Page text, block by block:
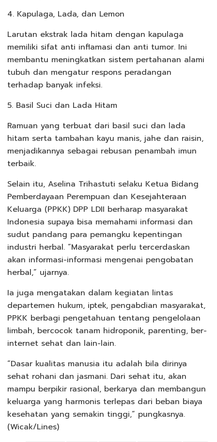
4. Kapulaga, Lada, dan Lemon
Larutan ekstrak lada hitam dengan kapulaga
memiliki sifat anti inflamasi dan anti tumor. Ini
membantu meningkatkan sistem pertahanan alami
tubuh dan mengatur respons peradangan
terhadap banyak infeksi.
5. Basil Suci dan Lada Hitam
Ramuan yang terbuat dari basil suci dan lada
hitam serta tambahan kayu manis, jahe dan raisin,
menjadikannya sebagai rebusan penambah imun
terbaik.
Selain itu, Aselina Trihastuti selaku Ketua Bidang
Pemberdayaan Perempuan dan Kesejahteraan
Keluarga (PPKK) DPP LDII berharap masyarakat
Indonesia supaya bisa memahami informasi dan
sudut pandang para pemangku kepentingan
industri herbal. “Masyarakat perlu tercerdaskan
akan informasi-informasi mengenai pengobatan
herbal,” ujarnya.
Ia juga mengatakan dalam kegiatan lintas
departemen hukum, iptek, pengabdian masyarakat,
PPKK berbagi pengetahuan tentang pengelolaan
limbah, bercocok tanam hidroponik, parenting, ber-
internet sehat dan lain-lain.
“Dasar kualitas manusia itu adalah bila dirinya
sehat rohani dan jasmani. Dari sehat itu, akan
mampu berpikir rasional, berkarya dan membangun
keluarga yang harmonis terlepas dari beban biaya
kesehatan yang semakin tinggi,” pungkasnya.
(Wicak/Lines)